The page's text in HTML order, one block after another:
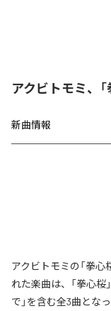
アクビトモミ、
新曲情報
アクビトモミの「拳
れた楽曲は、「拳心桜
で」を含む全3曲となっ